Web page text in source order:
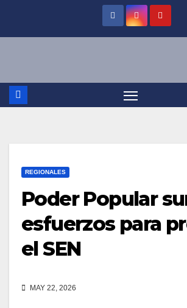
REGIONALES
Poder Popular
esfuerzos para
el SEN
MAY 22, 2026